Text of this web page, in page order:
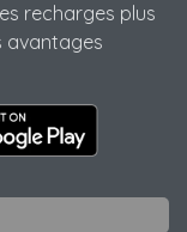
recharges plus
avantages